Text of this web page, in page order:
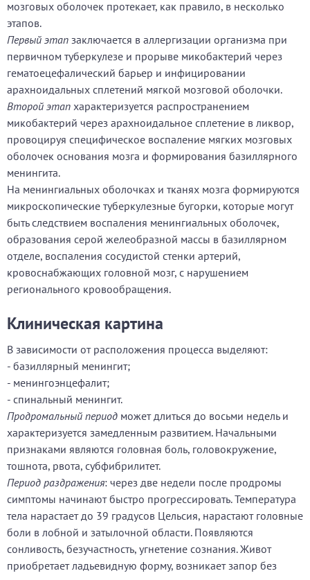
мозговых оболочек протекает, как правило, в несколько
этапов.
Первый этап заключается в аллергизации организма при
первичном туберкулезе и прорыве микобактерий через
гематоецефалический барьер и инфицировании
арахноидальных сплетений мягкой мозговой оболочки.
Второй этап характеризуется распространением
микобактерий через арахноидальное сплетение в ликвор,
провоцируя специфическое воспаление мягких мозговых
оболочек основания мозга и формирования базиллярного
менингита.
На менингиальных оболочках и тканях мозга формируются
микроскопические туберкулезные бугорки, которые могут
быть следствием воспаления менингиальных оболочек,
образования серой желеобразной массы в базиллярном
отделе, воспаления сосудистой стенки артерий,
кровоснабжающих головной мозг, с нарушением
регионального кровообращения.
Клиническая картина
В зависимости от расположения процесса выделяют:
- базиллярный менингит;
- менингоэнцефалит;
- спинальный менингит.
Продромальный период может длиться до восьми недель и
характеризуется замедленным развитием. Начальными
признаками являются головная боль, головокружение,
тошнота, рвота, субфибрилитет.
Период раздражения: через две недели после продромы
симптомы начинают быстро прогрессировать. Температура
тела нарастает до 39 градусов Цельсия, нарастают головные
боли в лобной и затылочной области. Появляются
сонливость, безучастность, угнетение сознания. Живот
приобретает ладьевидную форму, возникает запор без